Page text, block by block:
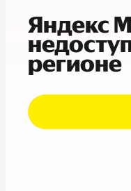
Яндекс
регионе